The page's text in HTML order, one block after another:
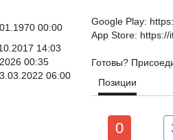
00:00
14:03
00:35
06:00
Google Play:
App Store:
Готовы?
Позиции
0